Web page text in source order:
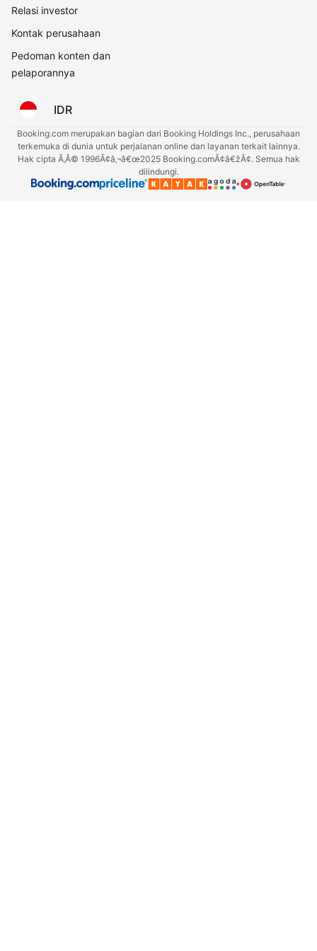
Relasi investor
Kontak perusahaan
Pedoman konten dan
pelaporannya
IDR
Booking.com merupakan bagian dari Booking Holdings Inc., perusahaan
terkemuka di dunia untuk perjalanan online dan layanan terkait lainnya.
Hak cipta Ã‚Â© 1996Ã¢â‚¬â€œ2025 Booking.comÃ¢â€žÂ¢. Semua hak
dilindungi.